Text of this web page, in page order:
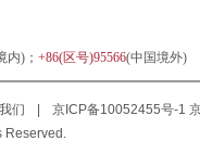
内)； +86(区号)95566(中国境外)
们 京ICP备10052455号-1
Reserved.